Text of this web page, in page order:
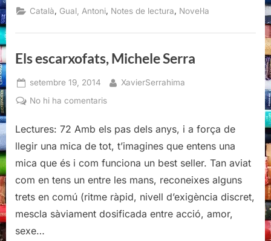
Català, Gual, Antoni, Notes de lectura, Novel·la
Els escarxofats, Michele Serra
Posted
on
setembre 19, 2014 By
XavierSerrahima
No hi ha comentarisa
escarxofats,
Michele
Lectures: 72 Amb els pas dels anys, i a força de
llegir una mica de tot, t’imagines que entens una
mica que és i com funciona un best seller. Tan aviat
com en tens un entre les mans, reconeixes alguns
trets en comú (ritme ràpid, nivell d’exigència discret,
mescla sàviament dosificada entre acció, amor,
sexe…